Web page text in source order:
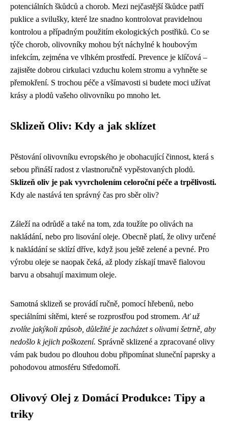
potenciálních škůdců a chorob. Mezi nejčastější škůdce patří
puklice a svilušky, které lze snadno kontrolovat pravidelnou
kontrolou a případným použitím ekologických postřiků. Co se
týče chorob, olivovníky mohou být náchylné k houbovým
infekcím, zejména ve vlhkém prostředí. Prevence je klíčová –
zajistěte dobrou cirkulaci vzduchu kolem stromu a vyhněte se
přemokření. S trochou péče a všímavosti si budete moci užívat
krásy a plodů vašeho olivovníku po mnoho let.
Sklizeň Oliv: Kdy a jak sklízet
Pěstování olivovníku evropského je obohacující činnost, která s
sebou přináší radost z vlastnoručně vypěstovaných plodů.
Sklizeň oliv je pak vyvrcholením celoroční péče a trpělivosti.
Kdy ale nastává ten správný čas pro sběr oliv?
Záleží na odrůdě a také na tom, zda toužíte po olivách na
nakládání, nebo pro lisování oleje. Obecně platí, že olivy určené
k nakládání se sklízí dříve, když jsou ještě zelené a pevné. Pro
výrobu oleje se naopak čeká, až plody získají tmavě fialovou
barvu a obsahují maximum oleje.
Samotná sklizeň se provádí ručně, pomocí hřebenů, nebo
speciálními sítěmi, které se rozprostřou pod stromem. Ať už
zvolíte jakýkoli způsob, důležité je zacházet s olivami šetrně, aby
nedošlo k jejich poškození. Správně sklizené a zpracované olivy
vám pak budou po dlouhou dobu připomínat sluneční paprsky a
pohodovou atmosféru Středomoří.
Olivový Olej z Domácí Produkce: Tipy a
triky